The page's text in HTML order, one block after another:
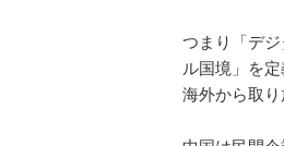
つまり「デ
ル国境」を
海外から取り